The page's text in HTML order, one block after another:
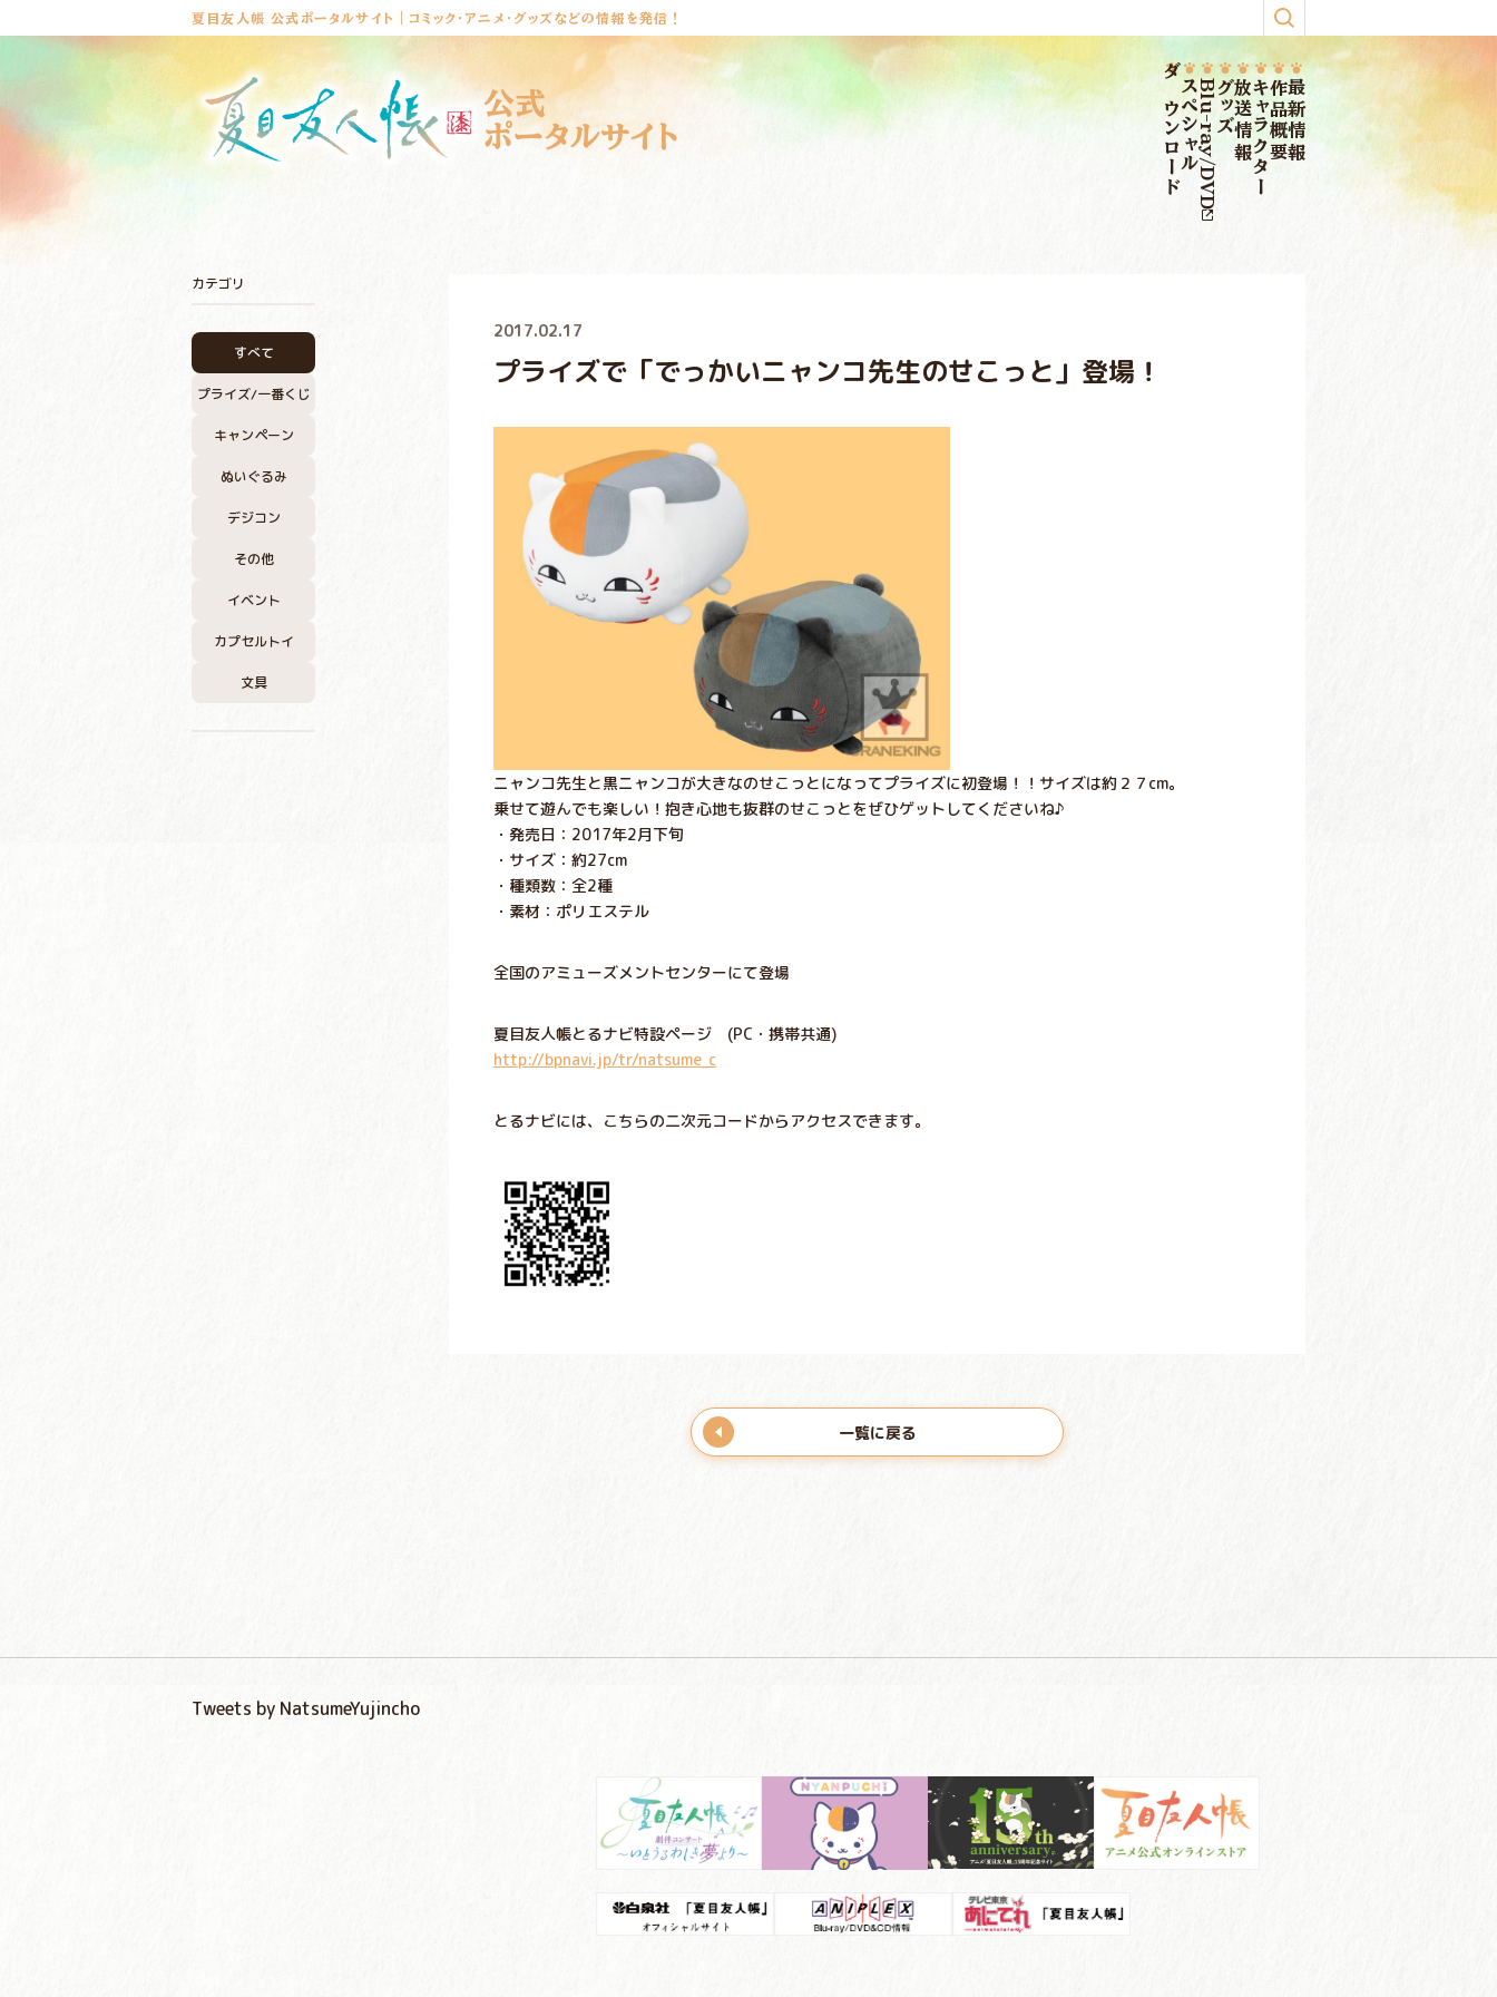
夏目友人帳 公式ポータルサイト｜コミック・アニメ・グッズなどの情報を発信！
公式
ポータルサイト
ダウンロードスペシャルBlu-ray/DVDグッズ放送情報キャラクター作品概要最新情報
カテゴリ
すべて
プライズ/一番くじ
キャンペーン
ぬいぐるみ
デジコン
その他
イベント
カプセルトイ
文具
2017.02.17
プライズで「でっかいニャンコ先生のせこっと」登場！
ニャンコ先生と黒ニャンコが大きなのせこっとになってプライズに初登場！！サイズは約２７cm。
乗せて遊んでも楽しい！抱き心地も抜群のせこっとをぜひゲットしてくださいね♪
・発売日：2017年2月下旬
・サイズ：約27cm
・種類数：全2種
・素材：ポリエステル
全国のアミューズメントセンターにて登場
夏目友人帳とるナビ特設ページ (PC・携帯共通)
http://bpnavi.jp/tr/natsume_c
とるナビには、こちらの二次元コードからアクセスできます。
一覧に戻る
Tweets by NatsumeYujincho